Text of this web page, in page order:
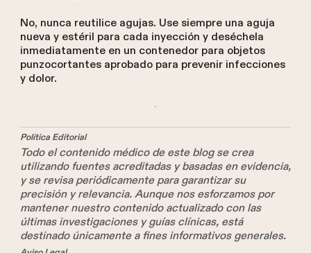
No, nunca reutilice agujas. Use siempre una aguja
nueva y estéril para cada inyección y deséchela
inmediatamente en un contenedor para objetos
punzocortantes aprobado para prevenir infecciones
y dolor.
Política Editorial
Todo el contenido médico de este blog se crea
utilizando fuentes acreditadas y basadas en evidencia,
y se revisa periódicamente para garantizar su
precisión y relevancia. Aunque nos esforzamos por
mantener nuestro contenido actualizado con las
últimas investigaciones y guías clínicas, está
destinado únicamente a fines informativos generales.